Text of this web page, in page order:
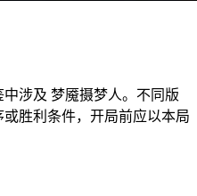
涉及 梦魇摄梦人。不同版
胜利条件，开局前应以本局